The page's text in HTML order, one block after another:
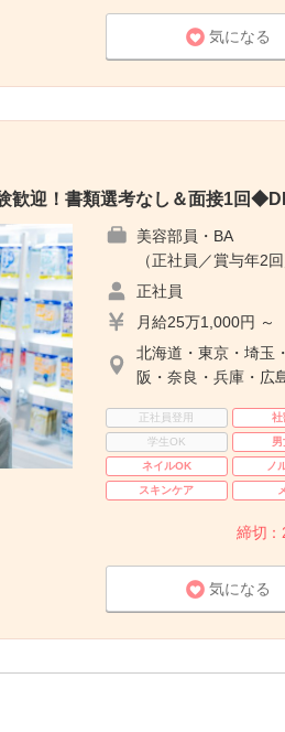
気になる
歓迎！書類選考なし＆面接1回
美容部員・BA
（正社員／賞与年2
正社員
月給25万1,000円 ～
北海道・東京・埼玉
阪・奈良・兵庫・広
正社員登用 社
学生OK
男
ネイルOK
ノ
スキンケア
締切
気になる